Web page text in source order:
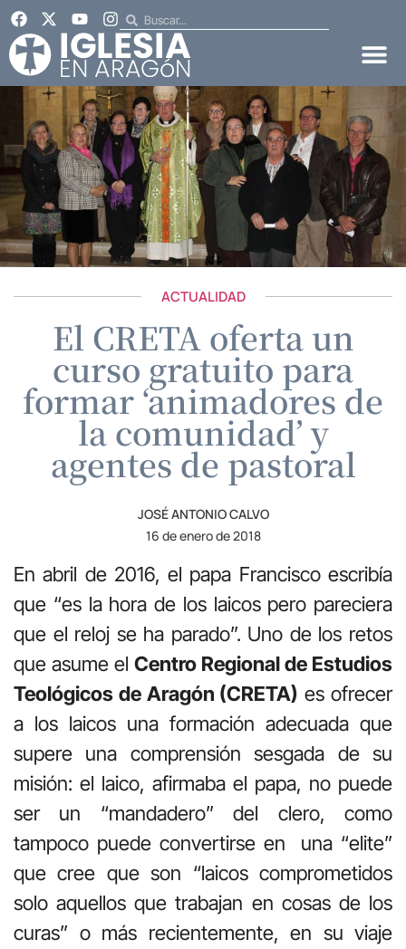
ACTUALIDAD
El CRETA oferta un
curso gratuito para
formar ‘animadores de
la comunidad’ y
agentes de pastoral
JOSÉ ANTONIO CALVO
16 de enero de 2018
En abril de 2016, el papa Francisco escribía
que “es la hora de los laicos pero pareciera
que el reloj se ha parado”. Uno de los retos
que asume el Centro Regional de Estudios
Teológicos de Aragón (CRETA) es ofrecer
a los laicos una formación adecuada que
supere una comprensión sesgada de su
misión: el laico, afirmaba el papa, no puede
ser un “mandadero” del clero, como
tampoco puede convertirse en una “elite”
que cree que son “laicos comprometidos
solo aquellos que trabajan en cosas de los
curas” o más recientemente, en su viaje